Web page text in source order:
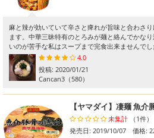
麻と辣が効いていて辛さと痺れが旨味と合わさ
ます。中華三昧特有のとろみが麺と絡んでかな
いのが苦手な私はスープまで完食出来ませんでし
4.0
投稿: 2020/01/21
Cancan3 （580）
【ヤマダイ】凄麺 魚介
未集計 （1件）
発売日: 2019/10/07 価格: